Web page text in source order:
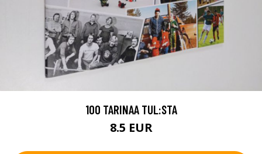
100 TARINAA TUL:STA
8.5 EUR